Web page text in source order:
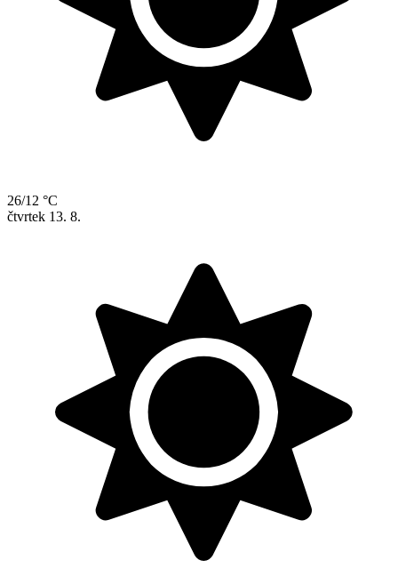
26/12 °C
čtvrtek 13. 8.